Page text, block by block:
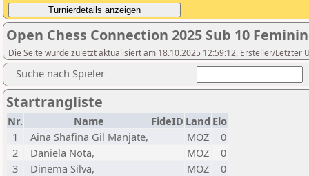
Open Chess Connection 2025 Sub 10
Die Seite wurde zuletzt aktualisiert am 18.10.2025 12:59:12, Ersteller/Letzter
Suche nach Spieler
Startrangliste
Nr. Name FideID Land Elo
1
Aina Shafina Gil Manjate, MOZ
0
2
Daniela Nota, MOZ
0
3
Dinema Silva, MOZ
0